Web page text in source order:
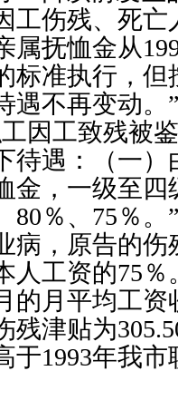
工伤残、死
属抚恤金从
标准执行，但
遇不再变动。
因工致残被
遇：（一）
金，一级至四
80％、75％
病，原告的
人工资的75
的月平均工资
残津贴为
于1993年我